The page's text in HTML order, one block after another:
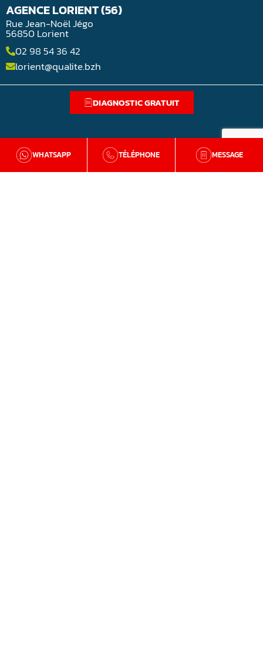
WHATSAPP TÉLÉPHONE MESSAGE
AGENCE LORIENT (56)
Rue Jean-Noël Jégo
56850 Lorient
02 98 54 36 42
lorient@qualite.bzh
DIAGNOSTIC GRATUIT